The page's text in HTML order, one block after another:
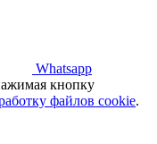
Whatsapp
кнопку
файлов cookie.